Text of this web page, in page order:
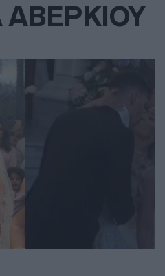
ΑΒΕΡΚΙΟΥ